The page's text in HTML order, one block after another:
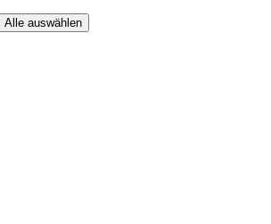
Alle auswählen